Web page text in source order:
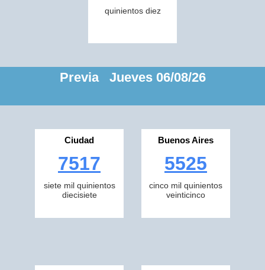
quinientos diez
Previa Jueves 06/08/26
Ciudad
7517
siete mil quinientos
diecisiete
Buenos Aires
5525
cinco mil quinientos
veinticinco